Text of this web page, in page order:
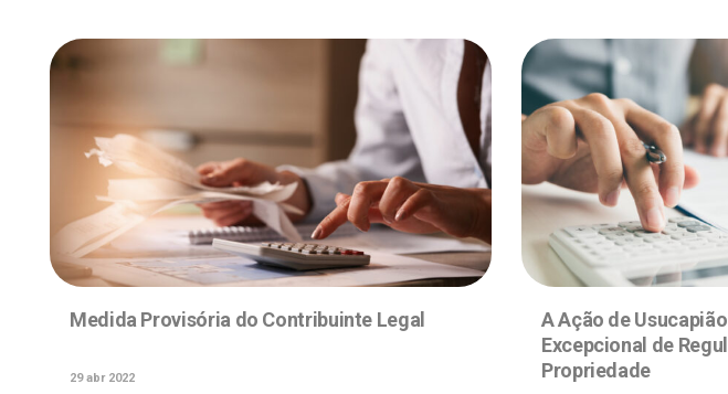
Medida Provisória do Contribuinte Legal
29 abr 2022
A Ação de
Excepcional de
Propriedade